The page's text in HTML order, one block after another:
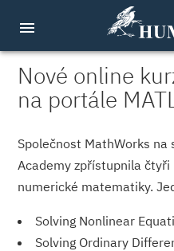
menu
Nové online
na portále
Společnost MathWorks na
Academy zpřístupnila čtyři
numerické matematiky.
Solving Nonlinear
Solving Ordinary